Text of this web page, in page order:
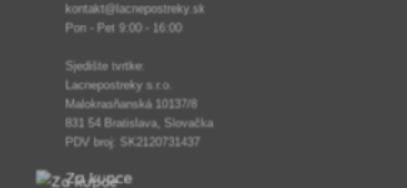
kontakt@lacnepostreky.sk
Pon - Pet 9:00 - 16:00
Sjedište tvrtke:
Lacnepostreky s.r.o.
Malokrasňanská 10137/8
831 54 Bratislava, Slovačka
PDV broj: SK2120731437
Za kupce